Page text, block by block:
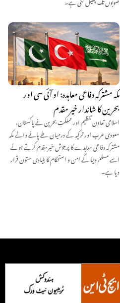
مکہ مشترکہ دفاعی معاہدہ: او آئی سی اور
بحرین کا شاندار خیر مقدم
اسلامی تعاون تنظیم اور مملکتِ بحرین نے پاکستان،
سعودی عرب اور ترکیہ کے درمیان طے پانے والے مکہ
مشترکہ دفاعی معاہدے کا پرجوش خیرمقدم کرتے ہوئے
اسے مسلم دنیا کے امن و استحکام کا بنیادی ستون قرار
دیا ہے۔